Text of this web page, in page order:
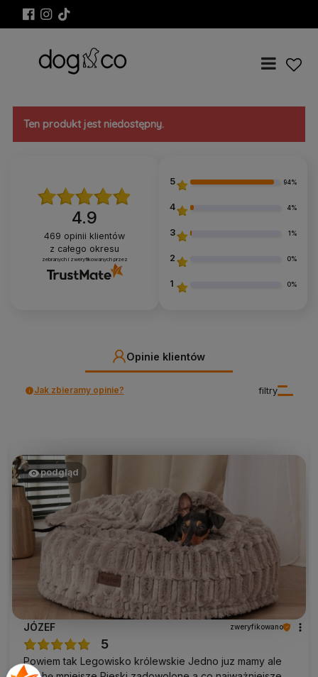
Ten produkt jest niedostępny.
4.9
469 opinii klientów
z całego okresu
zebranych i zweryfikowanych przez
5 94%
4 4%
3 1%
2 0%
1 0%
Opinie klientów
filtry
Jak zbieramy opinie?
podgląd
JÓZEF zweryfikowano
5
Powiem tak Legowisko królewskie Jedno juz mamy ale